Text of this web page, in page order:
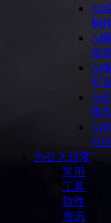
Ai
制
Ai
搜
Ai
开
Ai
模
Ai
社
办公人日常
常用
工具
软件
资讯